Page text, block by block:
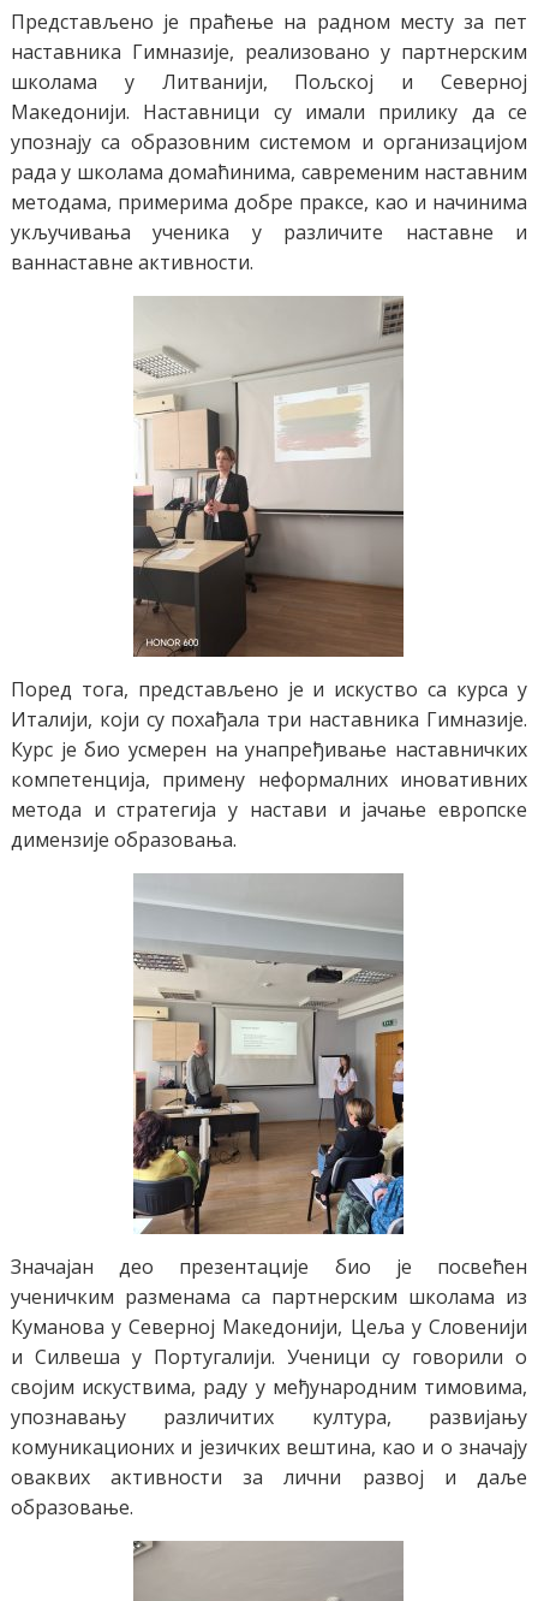
Представљено је праћење на радном месту за пет
наставника Гимназије, реализовано у партнерским
школама у Литванији, Пољској и Северној
Македонији. Наставници су имали прилику да се
упознају са образовним системом и организацијом
рада у школама домаћинима, савременим наставним
методама, примерима добре праксе, као и начинима
укључивања ученика у различите наставне и
ваннаставне активности.
Поред тога, представљено је и искуство са курса у
Италији, који су похађала три наставника Гимназије.
Курс је био усмерен на унапређивање наставничких
компетенција, примену неформалних иновативних
метода и стратегија у настави и јачање европске
димензије образовања.
Значајан део презентације био је посвећен
ученичким разменама са партнерским школама из
Куманова у Северној Македонији, Цеља у Словенији
и Силвеша у Португалији. Ученици су говорили о
својим искуствима, раду у међународним тимовима,
упознавању различитих култура, развијању
комуникационих и језичких вештина, као и о значају
оваквих активности за лични развој и даље
образовање.